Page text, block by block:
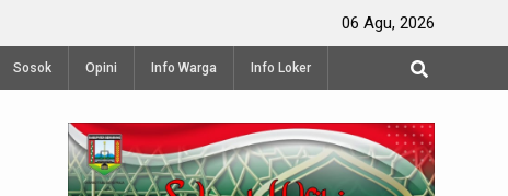
Produksi Terasi Udang di Semarang06 Agu, 2026
Sosok Opini Info Warga Info Loker